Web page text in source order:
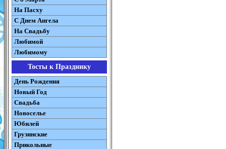
На Пасху
C Днем Ангела
На Свадьбу
Любимой
Любимому
Тосты к Празднику
День Рождения
Новый Год
Свадьба
Новоселье
Юбилей
Грузинские
Прикольные